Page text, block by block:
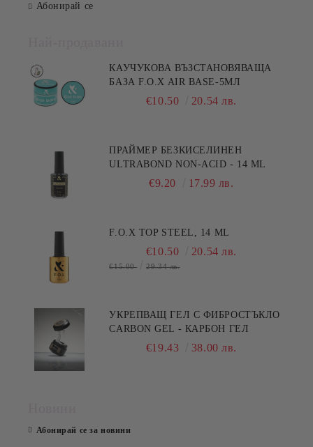
Абонирай се
КАУЧУКОВА ВЪЗСТАНОВЯВАЩА
БАЗА F.O.X AIR BASE-5МЛ
€10.50 20.54 лв.
ПРАЙМЕР БЕЗКИСЕЛИНЕН
ULTRABOND NON-ACID - 14 ML
€9.20 17.99 лв.
F.O.X TOP STEEL, 14 ML
€10.50 20.54 лв.
€15.00 29.34 лв.
УКРЕПВАЩ ГЕЛ С ФИБРОСТЪКЛО
CARBON GEL - КАРБОН ГЕЛ
€19.43 38.00 лв.
Абонирай се за новини